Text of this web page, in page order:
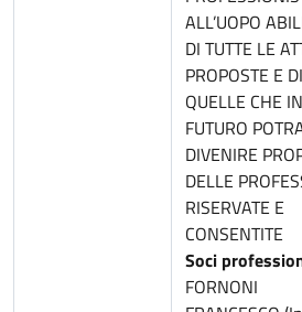
ALL’UOPO
DI TUTTE LE
PROPOSTE E DI
QUELLE CHE IN
FUTURO
DIVENIRE
DELLE
RISERVATE E
CONSENTITE
Soci
FORNONI